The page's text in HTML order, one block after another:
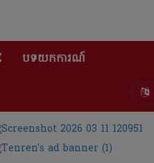
បទយកការណ៍